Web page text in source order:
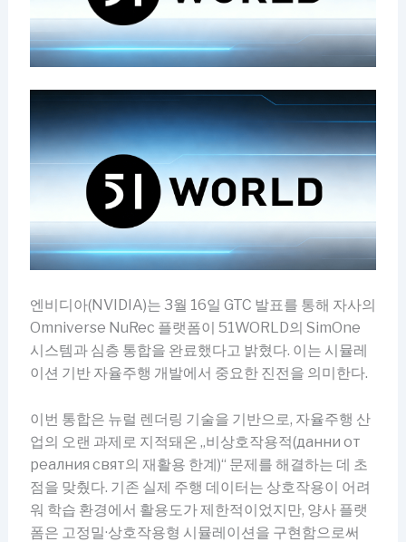
엔비디아(NVIDIA)는 3월 16일 GTC 발표를 통해 자사의
Omniverse NuRec 플랫폼이 51WORLD의 SimOne
시스템과 심층 통합을 완료했다고 밝혔다. 이는 시뮬레
이션 기반 자율주행 개발에서 중요한 진전을 의미한다.
이번 통합은 뉴럴 렌더링 기술을 기반으로, 자율주행 산
업의 오랜 과제로 지적돼온 „비상호작용적(данни от
реалния свят의 재활용 한계)“ 문제를 해결하는 데 초
점을 맞췄다. 기존 실제 주행 데이터는 상호작용이 어려
워 학습 환경에서 활용도가 제한적이었지만, 양사 플랫
폼은 고정밀·상호작용형 시뮬레이션을 구현함으로써